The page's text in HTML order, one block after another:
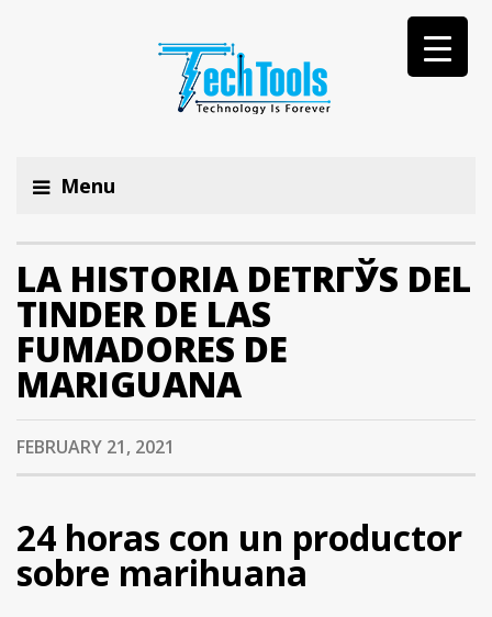
Menu
LA HISTORIA DETRГЎS DEL
TINDER DE LAS
FUMADORES DE
MARIGUANA
FEBRUARY 21, 2021
24 horas con un productor
sobre marihuana